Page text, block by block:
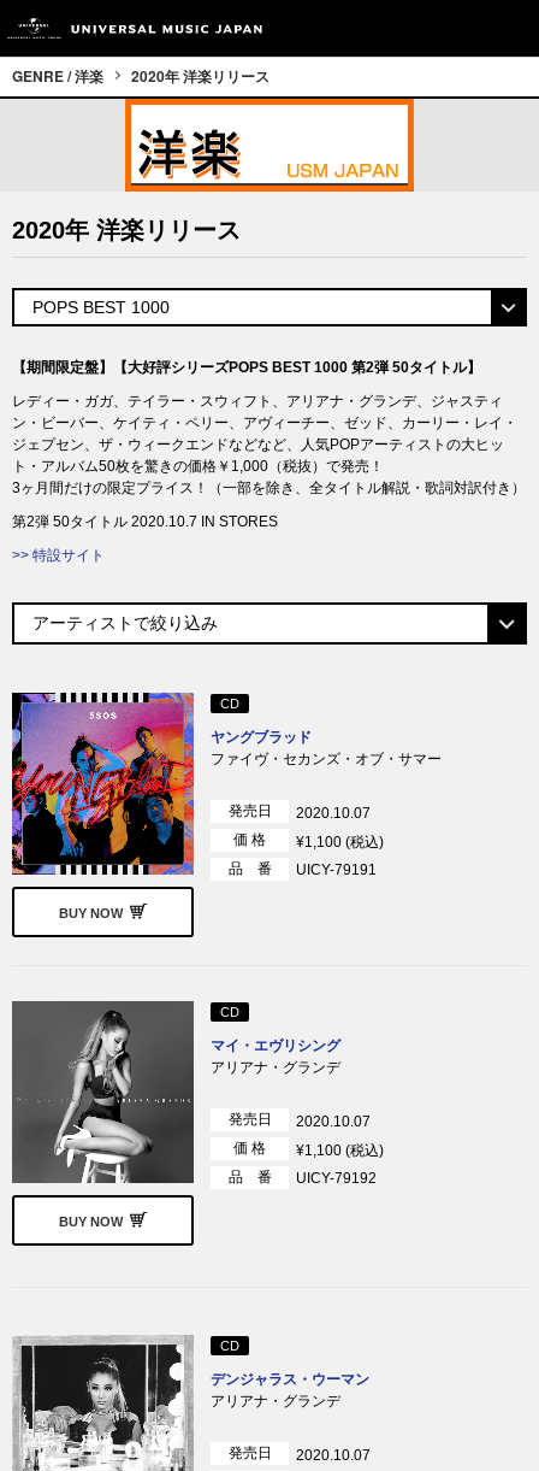
GENRE / 洋楽 2020年 洋楽リリース
2020年 洋楽リリース
【期間限定盤】【大好評シリーズPOPS BEST 1000 第2弾 50タイトル】
レディー・ガガ、テイラー・スウィフト、アリアナ・グランデ、ジャスティ
ン・ビーバー、ケイティ・ペリー、アヴィーチー、ゼッド、カーリー・レイ・
ジェプセン、ザ・ウィークエンドなどなど、人気POPアーティストの大ヒッ
ト・アルバム50枚を驚きの価格￥1,000（税抜）で発売！
3ヶ月間だけの限定プライス！（一部を除き、全タイトル解説・歌詞対訳付き）
第2弾 50タイトル 2020.10.7 IN STORES
>> 特設サイト
BUY NOW
CD
ヤングブラッド
ファイヴ・セカンズ・オブ・サマー
発売日
2020.10.07
価 格
¥1,100 (税込)
品 番
UICY-79191
BUY NOW
CD
マイ・エヴリシング
アリアナ・グランデ
発売日
2020.10.07
価 格
¥1,100 (税込)
品 番
UICY-79192
CD
デンジャラス・ウーマン
アリアナ・グランデ
発売日
2020.10.07